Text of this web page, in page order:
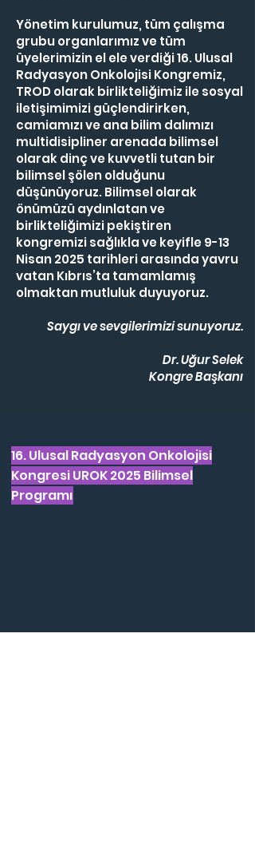
Yönetim kurulumuz, tüm çalışma
grubu organlarımız ve tüm
üyelerimizin el ele verdiği 16. Ulusal
Radyasyon Onkolojisi Kongremiz,
TROD olarak birlikteliğimiz ile sosyal
iletişimimizi güçlendirirken,
camiamızı ve ana bilim dalımızı
multidisipliner arenada bilimsel
olarak dinç ve kuvvetli tutan bir
bilimsel şölen olduğunu
düşünüyoruz. Bilimsel olarak
önümüzü aydınlatan ve
birlikteliğimizi pekiştiren
kongremizi sağlıkla ve keyifle 9-13
Nisan 2025 tarihleri arasında yavru
vatan Kıbrıs’ta tamamlamış
olmaktan mutluluk duyuyoruz.
Saygı ve sevgilerimizi sunuyoruz.
Dr. Uğur Selek
Kongre Başkanı
16. Ulusal Radyasyon Onkolojisi
Kongresi UROK 2025 Bilimsel
Programı